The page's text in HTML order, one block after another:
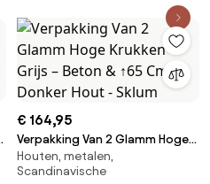
€ 164,95
Verpakking Van 2 Glamm Hoge
Krukken Grijs – Beton & ↑65 Cm
& Donker Hout - Sklum
Houten, metalen,
Scandinavische